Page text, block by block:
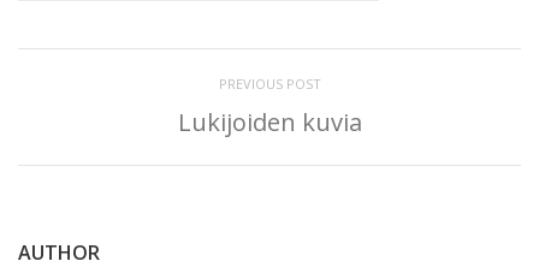
PREVIOUS POST
Lukijoiden kuvia
AUTHOR